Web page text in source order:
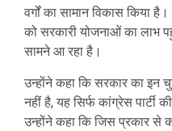
वर्गों का सामान विकास किया
को सरकारी योजनाओं का लाभ
सामने आ रहा है।
उन्होंने कहा कि सरकार का इन
नहीं है, यह सिर्फ कांग्रेस पार्टी
उन्होंने कहा कि जिस प्रकार से